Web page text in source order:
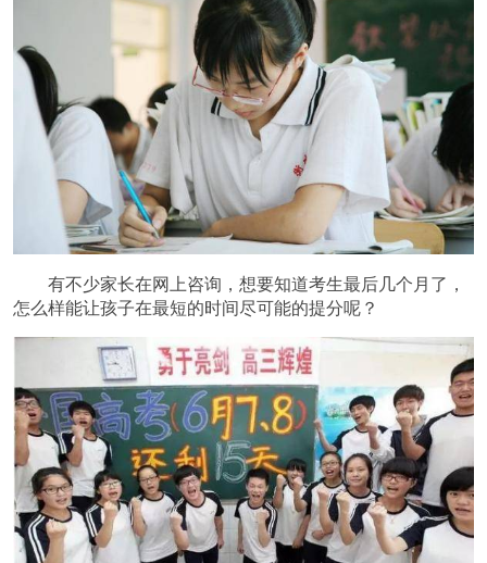
有不少家长在网上咨询，想要知道考生最后几个月了，
怎么样能让孩子在最短的时间尽可能的提分呢？